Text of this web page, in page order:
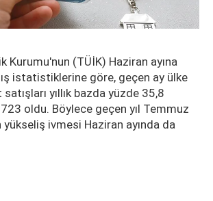
Kurumu'nun (TÜİK) Haziran ayına
istatistiklerine göre, geçen ay ülke
yıllık bazda yüzde 35,8
oldu. Böylece geçen yıl Temmuz
yükseliş ivmesi Haziran ayında da